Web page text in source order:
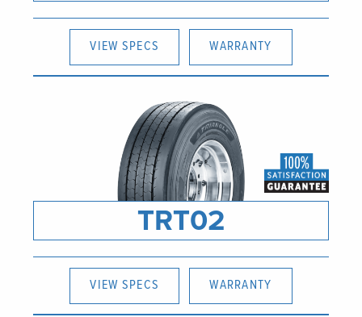
VIEW SPECS WARRANTY
TRT02
VIEW SPECS WARRANTY